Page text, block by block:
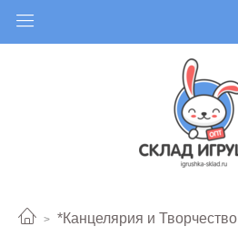
*Канцелярия и Творчество